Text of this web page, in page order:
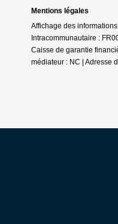
Mentions légales
Affichage des
Intracommunautaire :
Caisse de garantie
médiateur : NC | Adresse